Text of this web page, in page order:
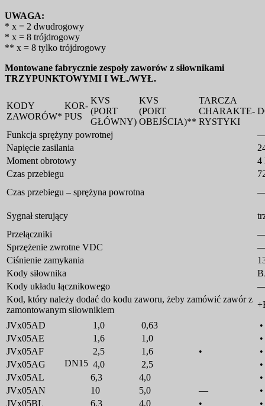
UWAGA:
* x = 2 dwudrogowy
* x = 8 trójdrogowy
** x = 8 tylko trójdrogowy
Montowane fabrycznie zespoły zaworów z siłownikami
TRZYPUNKTOWYMI I WŁ./WYŁ.
KODY
ZAWORÓW*
KOR-
PUS
KVS
(PORT
GŁÓWNY)
KVS
(PORT
OBEJŚCIA)**
TARCZA
CHARAKTE-
RYSTYKI
Funkcja sprężyny powrotnej
Napięcie zasilania
Moment obrotowy
4
Czas przebiegu
Czas przebiegu – sprężyna powrotna
Sygnał sterujący
Przełączniki
Sprzężenie zwrotne VDC
Ciśnienie zamykania
Kody siłownika
Kody układu łącznikowego
Kod, który należy dodać do kodu zaworu, żeby zamówić zawór z
zamontowanym siłownikiem
JVx05AD
DN15
1,0 0,63
•
•
JVx05AE
1,6 1,0
•
JVx05AF
2,5 1,6
•
JVx05AG
4,0 2,5
•
JVx05AL
6,3 4,0
•
JVx05AN
10 5,0 —
•
JVx05BL
6,3 4,0 •
•